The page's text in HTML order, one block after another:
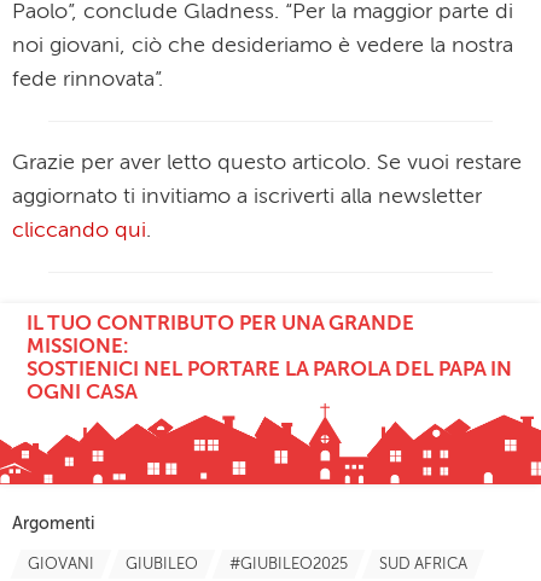
Paolo”, conclude Gladness. “Per la maggior parte di
noi giovani, ciò che desideriamo è vedere la nostra
fede rinnovata”.
Grazie per aver letto questo articolo. Se vuoi restare
aggiornato ti invitiamo a iscriverti alla newsletter
cliccando qui.
IL TUO CONTRIBUTO PER UNA GRANDE
MISSIONE:
SOSTIENICI NEL PORTARE LA PAROLA DEL PAPA IN
OGNI CASA
Argomenti
GIOVANI GIUBILEO #GIUBILEO2025 SUD AFRICA